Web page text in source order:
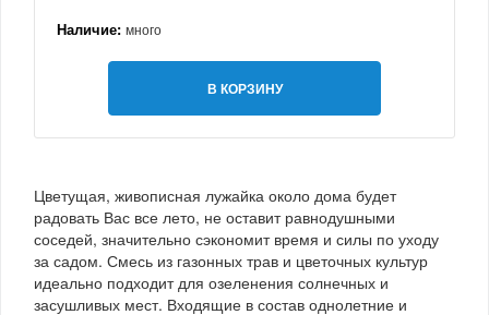
Наличие: много
В КОРЗИНУ
Цветущая, живописная лужайка около дома будет
радовать Вас все лето, не оставит равнодушными
соседей, значительно сэкономит время и силы по уходу
за садом. Смесь из газонных трав и цветочных культур
идеально подходит для озеленения солнечных и
засушливых мест. Входящие в состав однолетние и